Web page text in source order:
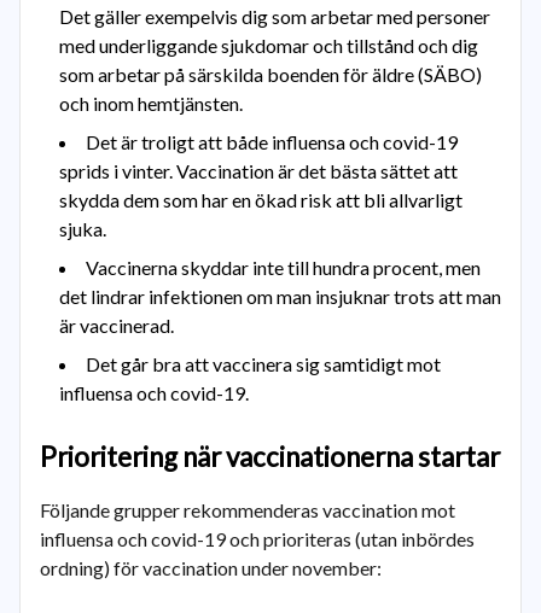
Det gäller exempelvis dig som arbetar med personer
med underliggande sjukdomar och tillstånd och dig
som arbetar på särskilda boenden för äldre (SÄBO)
och inom hemtjänsten.
Det är troligt att både influensa och covid-19
sprids i vinter. Vaccination är det bästa sättet att
skydda dem som har en ökad risk att bli allvarligt
sjuka.
Vaccinerna skyddar inte till hundra procent, men
det lindrar infektionen om man insjuknar trots att man
är vaccinerad.
Det går bra att vaccinera sig samtidigt mot
influensa och covid-19.
Prioritering när vaccinationerna startar
Följande grupper rekommenderas vaccination mot
influensa och covid-19 och prioriteras (utan inbördes
ordning) för vaccination under november: